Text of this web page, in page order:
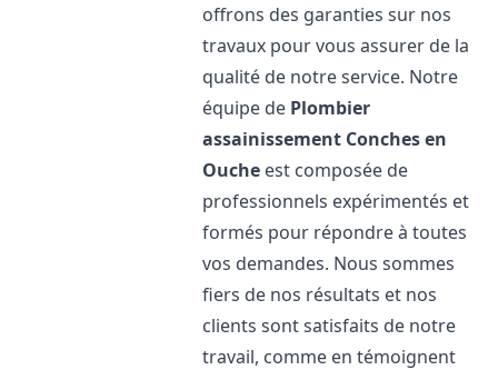
offrons des garanties sur nos
travaux pour vous assurer de la
qualité de notre service. Notre
équipe de Plombier
assainissement Conches en
Ouche est composée de
professionnels expérimentés et
formés pour répondre à toutes
vos demandes. Nous sommes
fiers de nos résultats et nos
clients sont satisfaits de notre
travail, comme en témoignent